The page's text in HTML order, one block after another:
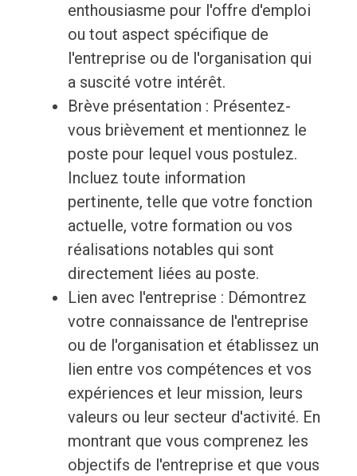
enthousiasme pour l'offre d'emploi
ou tout aspect spécifique de
l'entreprise ou de l'organisation qui
a suscité votre intérêt.
Brève présentation : Présentez-
vous brièvement et mentionnez le
poste pour lequel vous postulez.
Incluez toute information
pertinente, telle que votre fonction
actuelle, votre formation ou vos
réalisations notables qui sont
directement liées au poste.
Lien avec l'entreprise : Démontrez
votre connaissance de l'entreprise
ou de l'organisation et établissez un
lien entre vos compétences et vos
expériences et leur mission, leurs
valeurs ou leur secteur d'activité. En
montrant que vous comprenez les
objectifs de l'entreprise et que vous